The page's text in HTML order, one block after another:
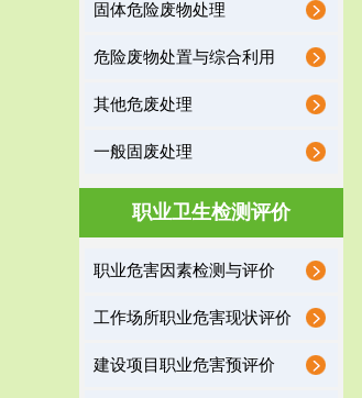
固体危险废物处理
危险废物处置与综合利用
其他危废处理
一般固废处理
职业卫生检测评价
职业危害因素检测与评价
工作场所职业危害现状评价
建设项目职业危害预评价
服务范围
园区环保管家
保护作用促进供给侧结...